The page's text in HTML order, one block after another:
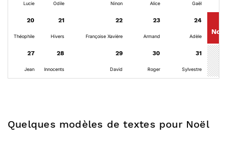
Lucie Odile Ninon Alice Gaël
20
Théophile
21
Hivers
22
Françoise Xavière
23
Armand
24
Adèle
27
Jean
28
Innocents
29
David
30
Roger
31
Sylvestre
Quelques modèles de textes pour Noël